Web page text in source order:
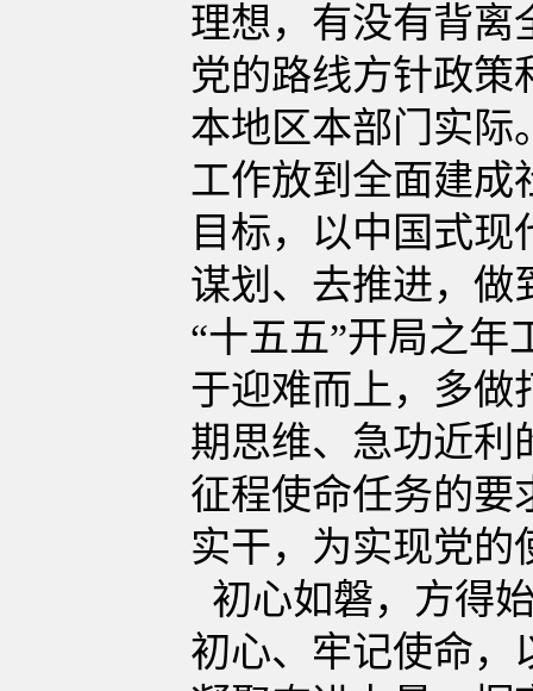
理想，有没有背离
党的路线方针政策
本地区本部门实际
工作放到全面建成
目标，以中国式
谋划、去推进，做
“十五五”开局之年
于迎难而上，多做
期思维、急功近利
征程使命任务的要
实干，为实现党的
初心如磐，方得
初心、牢记使命，